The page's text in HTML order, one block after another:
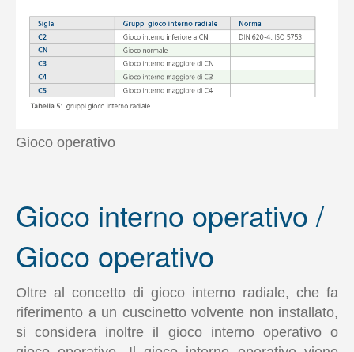
Gioco operativo
Gioco interno operativo /
Gioco operativo
Oltre al concetto di gioco interno radiale, che fa
riferimento a un cuscinetto volvente non installato,
si considera inoltre il gioco interno operativo o